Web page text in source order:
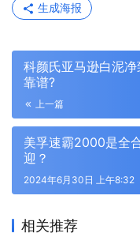
生成海报
科颜氏亚马逊白泥
靠谱?
上一篇
美孚速霸2000是全
迎？
2024年6月30日 上午8:32
相关推荐